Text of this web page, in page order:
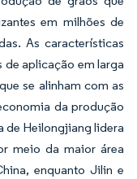
em milhões de
As características
aplicação em larga
se alinham com as
da produção
de Heilongjiang lidera
meio da maior área
enquanto Jilin e